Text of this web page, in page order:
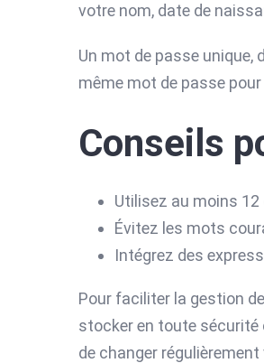
votre nom, date de
Un mot de passe unique,
même mot de passe
Conseils
Utilisez au moins
Évitez les mots
Intégrez des
Pour faciliter la gestion
stocker en toute sécurité
de changer